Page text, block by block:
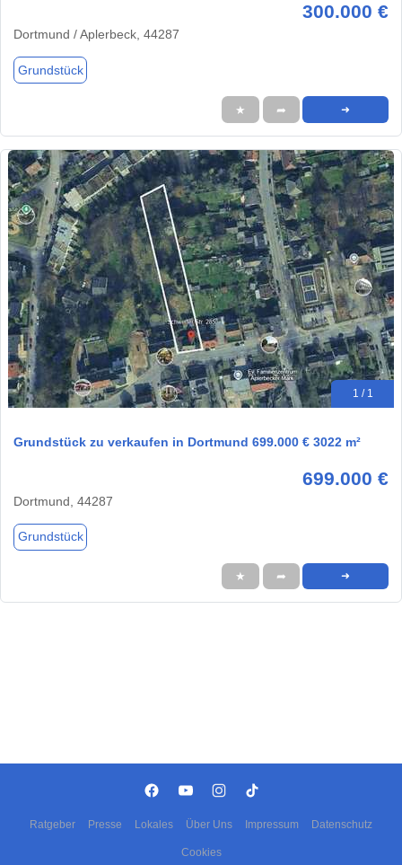
300.000 €
Dortmund / Aplerbeck, 44287
Grundstück
★ ➦ ➜
1 / 1
Grundstück zu verkaufen in Dortmund 699.000 € 3022 m²
699.000 €
Dortmund, 44287
Grundstück
★ ➦ ➜
Ratgeber Presse Lokales Über Uns Impressum Datenschutz
Cookies